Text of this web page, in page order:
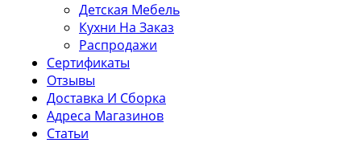
Детская Мебель
Кухни На Заказ
Распродажи
Сертификаты
Отзывы
Доставка И Сборка
Адреса Магазинов
Статьи